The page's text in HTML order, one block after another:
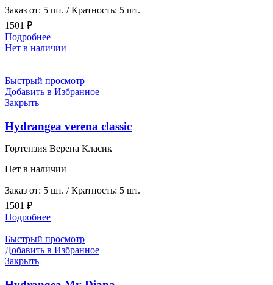
Заказ от: 5 шт. / Кратность: 5 шт.
1501 ₽
Подробнее
Нет в наличии
Быстрый просмотр
Добавить в Избранное
Закрыть
Hydrangea verena classic
Гортензия Верена Класик
Нет в наличии
Заказ от: 5 шт. / Кратность: 5 шт.
1501 ₽
Подробнее
Быстрый просмотр
Добавить в Избранное
Закрыть